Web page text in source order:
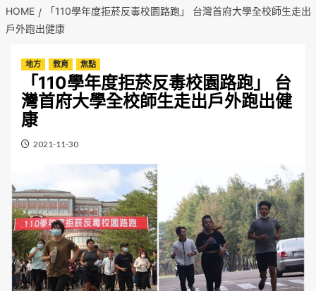
HOME
「110學年度拒菸反毒校園路跑」 台灣首府大學全校師生走出
戶外跑出健康
地方 教育 焦點
「110學年度拒菸反毒校園路跑」 台
灣首府大學全校師生走出戶外跑出健
康
2021-11-30